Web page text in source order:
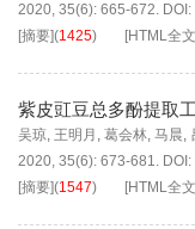
2020, 35(6): 665-672. DOI:
[摘要](1425) [HTML全
紫皮豇豆总多酚提取
吴琼, 王明月 , 葛会林, 马晨,
2020, 35(6): 673-681. DOI:
[摘要](1547) [HTML全